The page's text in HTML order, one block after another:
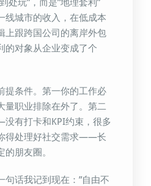
处玩”，而是”地理套利”
城市的收入，在低成本
上跟跨国公司的离岸外包
的对象从企业变成了个
提条件。第一你的工作必
量职业排除在外了。第二
有打卡和KPI约束，很多
得处理好社交需求——长
朋友圈。
句话我记到现在：”自由不